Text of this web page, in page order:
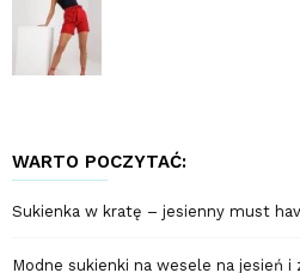
WARTO POCZYTAĆ:
Sukienka w kratę – jesienny must
Modne sukienki na wesele na jesień